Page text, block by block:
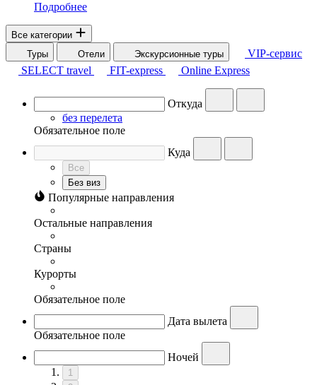
Подробнее
Все категории
Туры
Отели Экскурсионные туры
VIP-сервис
SELECT travel
FIT-express Online Express
Откуда
без перелета
Обязательное поле
Куда
Все
Без виз
Популярные направления
Остальные направления
Страны
Курорты
Обязательное поле
Дата вылета
Обязательное поле
Ночей
1